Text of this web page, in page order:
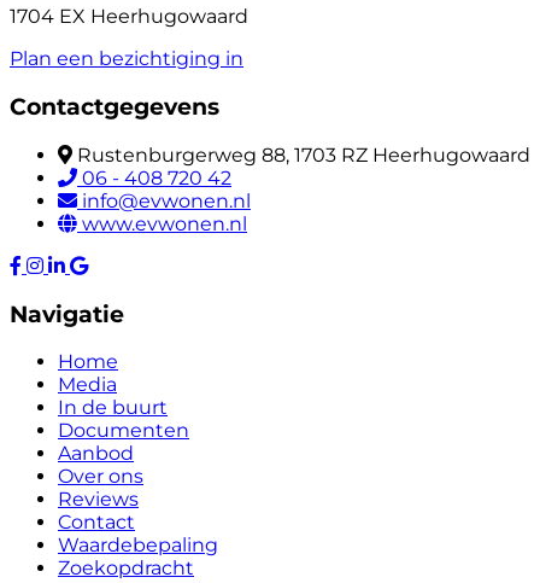
1704 EX Heerhugowaard
Plan een bezichtiging in
Contactgegevens
Rustenburgerweg 88, 1703 RZ Heerhugowaard
06 - 408 720 42
info@evwonen.nl
www.evwonen.nl
Navigatie
Home
Media
In de buurt
Documenten
Aanbod
Over ons
Reviews
Contact
Waardebepaling
Zoekopdracht